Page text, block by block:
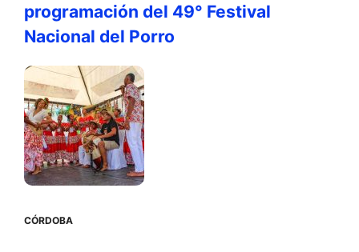
programación del 49° Festival
Nacional del Porro
CÓRDOBA